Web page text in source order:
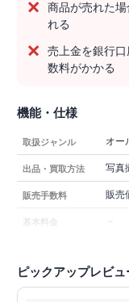
商品が売れた
れる
売上金を銀行
数料がかかる
機能・仕様
取扱ジャンル オー
出品・買取方法 写真
販売手数料 販売
基本料金 －
ピックアップレビュ